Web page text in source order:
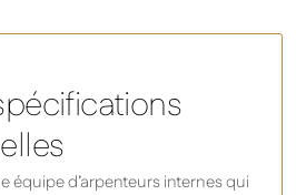
équipe d’arpenteurs internes qui